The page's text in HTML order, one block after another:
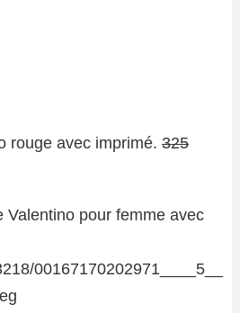
rouge avec imprimé. 325